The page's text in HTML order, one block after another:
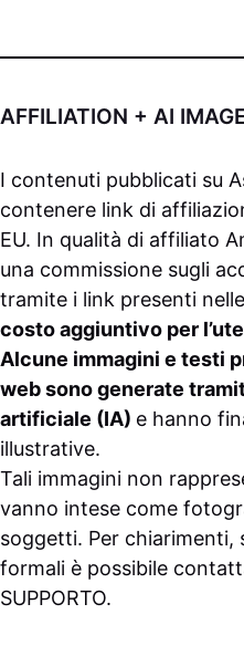
AFFILIATION + AI
I contenuti pubblicati su
contenere link di
EU. In qualità di affiliato
una commissione sugli
tramite i link presenti
costo aggiuntivo per
Alcune immagini e testi
web sono generate
artificiale (IA) e hanno
illustrative.
Tali immagini non
vanno intese come
soggetti. Per chiarimenti,
formali è possibile
SUPPORTO.